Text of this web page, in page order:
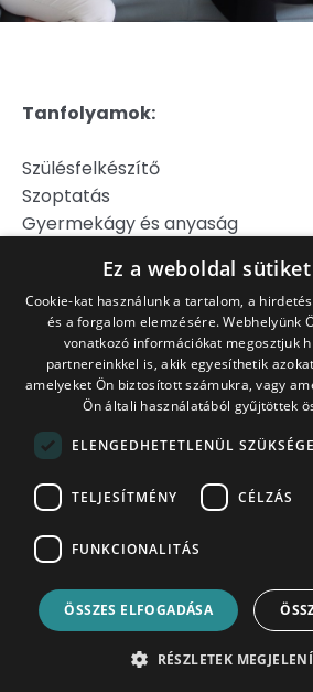
Tanfolyamok:
Szülésfelkészítő
Szoptatás
Gyermekágy és anyaság
Szülj könnyebben!
Jogi Nyilatkozat
Adatkezelési Tájékoztató
Általános Szerződési Feltételek
Belépés tagoknak
ITT!
Platina Csomag
Minden jog fenntartva! ©
Ez a weboldal
Cookie-kat használunk a tartalom, a
és a forgalom elemzésére. Webhelyünk
vonatkozó információkat megosztjuk
partnereinkkel is, akik egyesíthetik
amelyeket Ön biztosított számukra, vagy
Ön általi használatából gyűjtöttek
ELENGEDHETETLENÜL
TELJESÍTMÉNY CÉLZÁS
FUNKCIONALITÁS
ÖSSZES ELFOGADÁSA
RÉSZLETEK